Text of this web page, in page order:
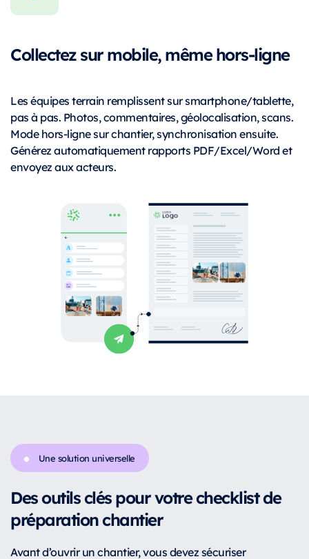
Collectez sur mobile, même hors-ligne
Les équipes terrain remplissent sur smartphone/tablette,
pas à pas. Photos, commentaires, géolocalisation, scans.
Mode hors-ligne sur chantier, synchronisation ensuite.
Générez automatiquement rapports PDF/Excel/Word et
envoyez aux acteurs.
Une solution universelle
Des outils clés pour votre checklist de
préparation chantier
Avant d’ouvrir un chantier, vous devez sécuriser